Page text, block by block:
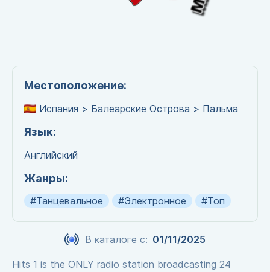
Местоположение:
Испания > Балеарские Острова > Пальма
Язык:
Английский
Жанры:
#Танцевальное #Электронное #Топ
В каталоге с: 01/11/2025
Hits 1 is the ONLY radio station broadcasting 24